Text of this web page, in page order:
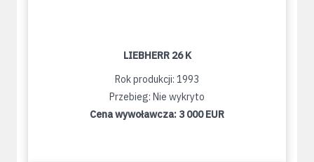
LIEBHERR 26 K
Rok produkcji: 1993
Przebieg: Nie wykryto
Cena wywoławcza: 3 000 EUR